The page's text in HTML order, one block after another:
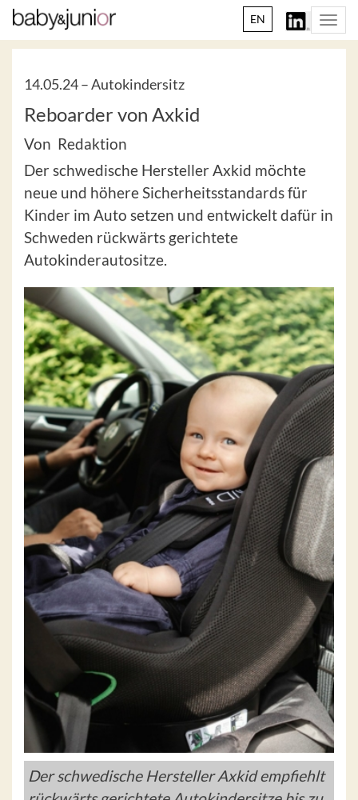
EN
14.05.24 –Autokindersitz
Reboarder von Axkid
Von Redaktion
Der schwedische Hersteller Axkid möchte
neue und höhere Sicherheitsstandards für
Kinder im Auto setzen und entwickelt dafür in
Schweden rückwärts gerichtete
Autokinderautositze.
Der schwedische Hersteller Axkid empfiehlt